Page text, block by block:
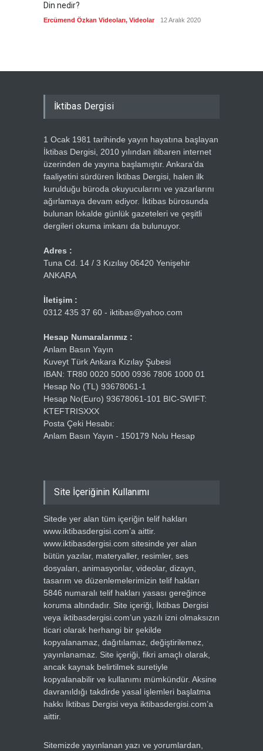
Din nedir?
Ercümend Özkan Videoları, Videolar 12 Aralık 2020
İktibas Dergisi
1 Ocak 1981 tarihinde yayın hayatına başlayan
İktibas Dergisi, 2010 yılından itibaren internet
üzerinden de yayına başlamıştır. Ankara’da
faaliyetini sürdüren İktibas Dergisi, halen ilk
kurulduğu büroda okuyucularını ve yazarlarını
ağırlamaya devam ediyor. İktibas bürosunda
bulunan lokalde günlük gazeteleri ve çeşitli
dergileri okuma imkanı da bulunuyor.
Adres :
Tuna Cd. 14 / 3 Kızılay 06420 Yenişehir
ANKARA
İletişim :
0312 435 37 60 - iktibas@yahoo.com
Hesap Numaralarımız :
Anlam Basın Yayın
Kuveyt Türk Ankara Kızılay Şubesi
IBAN: TR80 0020 5000 0936 7806 1000 01
Hesap No (TL) 93678061-1
Hesap No(Euro) 93678061-101 BIC-SWIFT:
KTEFTRISXXX
Posta Çeki Hesabı:
Anlam Basın Yayın - 150179 Nolu Hesap
Site İçeriğinin Kullanımı
Sitede yer alan tüm içeriğin telif hakları
www.iktibasdergisi.com’a aittir.
www.iktibasdergisi.com sitesinde yer alan
bütün yazılar, materyaller, resimler, ses
dosyaları, animasyonlar, videolar, dizayn,
tasarım ve düzenlemelerimizin telif hakları
5846 numaralı telif hakları yasası gereğince
koruma altındadır. Site içeriği, İktibas Dergisi
veya iktibasdergisi.com’un yazılı izni olmaksızın
ticari olarak herhangi bir şekilde
kopyalanamaz, dağıtılamaz, değiştirilemez,
yayınlanamaz. Site içeriği, fikri amaçlı olarak,
ancak kaynak belirtilmek suretiyle
kopyalanabilir ve kullanımı mümkündür. Aksine
davranıldığı takdirde yasal işlemleri başlatma
hakkı İktibas Dergisi veya iktibasdergisi.com’a
aittir.
Sitemizde yayınlanan yazı ve yorumlardan,